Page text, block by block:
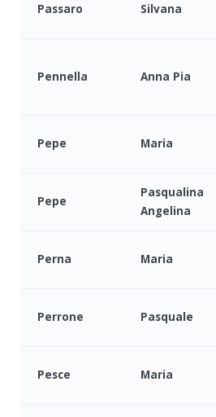
Passaro Silvana
Pennella Anna Pia
Pepe Maria
Pepe
Pasqualina
Angelina
Perna Maria
Perrone Pasquale
Pesce Maria